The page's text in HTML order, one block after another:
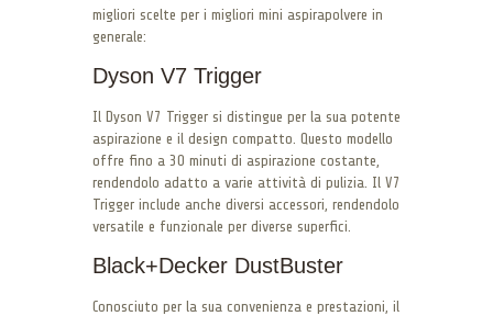
migliori scelte per i migliori mini aspirapolvere in
generale:
Dyson V7 Trigger
Il Dyson V7 Trigger si distingue per la sua potente
aspirazione e il design compatto. Questo modello
offre fino a 30 minuti di aspirazione costante,
rendendolo adatto a varie attività di pulizia. Il V7
Trigger include anche diversi accessori, rendendolo
versatile e funzionale per diverse superfici.
Black+Decker DustBuster
Conosciuto per la sua convenienza e prestazioni, il